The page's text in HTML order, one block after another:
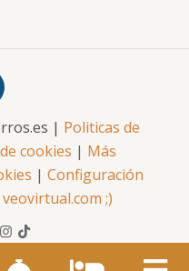
| Politicas de
cookies | Más
| Configuración
veovirtual.com ;)